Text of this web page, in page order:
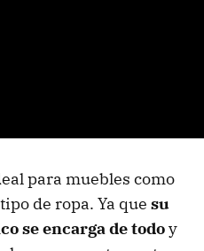
para muebles como
de ropa. Ya que su
se encarga de todoy